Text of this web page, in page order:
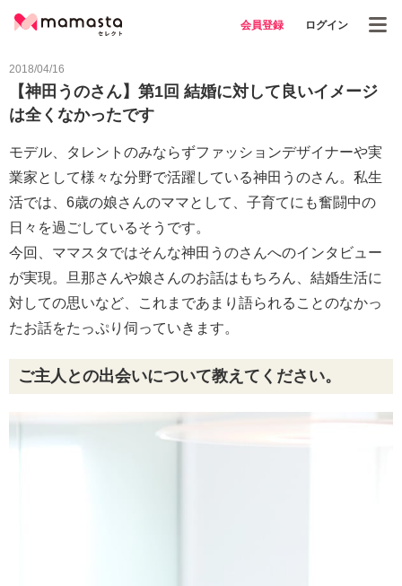
会員登録 ログイン
2018/04/16
【神田うのさん】第1回 結婚に対して良いイメージ
は全くなかったです
モデル、タレントのみならずファッションデザイナーや実
業家として様々な分野で活躍している神田うのさん。私生
活では、6歳の娘さんのママとして、子育てにも奮闘中の
日々を過ごしているそうです。
今回、ママスタではそんな神田うのさんへのインタビュー
が実現。旦那さんや娘さんのお話はもちろん、結婚生活に
対しての思いなど、これまであまり語られることのなかっ
たお話をたっぷり伺っていきます。
ご主人との出会いについて教えてください。